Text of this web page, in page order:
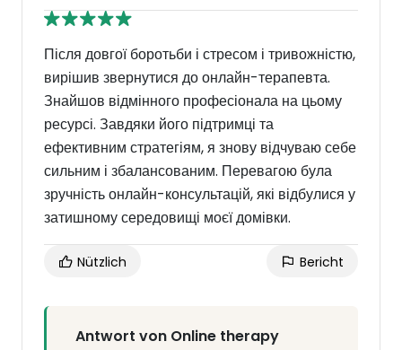
Після довгої боротьби і стресом і тривожністю,
вирішив звернутися до онлайн-терапевта.
Знайшов відмінного професіонала на цьому
ресурсі. Завдяки його підтримці та
ефективним стратегіям, я знову відчуваю себе
сильним і збалансованим. Перевагою була
зручність онлайн-консультацій, які відбулися у
затишному середовищі моєї домівки.
Nützlich Bericht
Antwort von Online therapy